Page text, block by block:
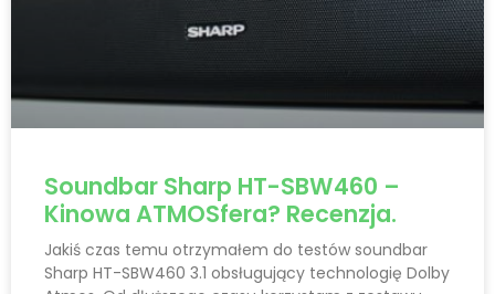
Soundbar Sharp HT-SBW460 –
Kinowa ATMOSfera? Recenzja.
Jakiś czas temu otrzymałem do testów soundbar
Sharp HT-SBW460 3.1 obsługujący technologię Dolby